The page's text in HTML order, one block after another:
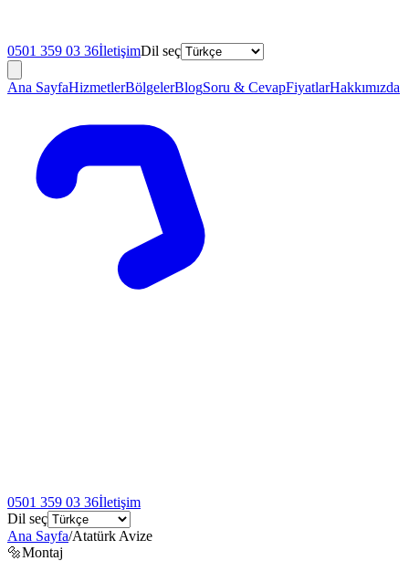
0501 359 03 36İletişimDil seç
Ana SayfaHizmetlerBölgelerBlogSoru & CevapFiyatlarHakkımızda
0501 359 03 36İletişim
Dil seç
Ana Sayfa/Atatürk Avize
🔩Montaj